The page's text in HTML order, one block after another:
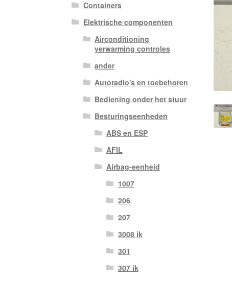
Containers
Elektrische componenten
Airconditioning
verwarming controles
ander
Autoradio's en toebehoren
Bediening onder het stuur
Besturingseenheden
ABS en ESP
AFIL
Airbag-eenheid
1007
206
207
3008 ik
301
307 ik